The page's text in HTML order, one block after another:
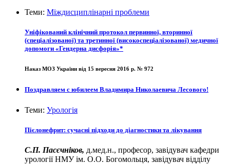
Теми: Міждисциплінарні проблеми
Уніфікований клінічний протокол первинної, вторинної
(спеціалізованої) та третинної (високоспеціалізованої) медичної
допомоги «Гендерна дисфорія»*
Наказ МОЗ України від 15 вересня 2016 р. № 972
Поздравляем с юбилеем Владимира Николаевича Лесового!
Теми: Урологія
Пієлонефрит: сучасні підходи до діагностики та лікування
С.П. Пасєчніков, д.мед.н., професор, завідувач кафедри
урології НМУ ім. О.О. Богомольця, завідувач відділу